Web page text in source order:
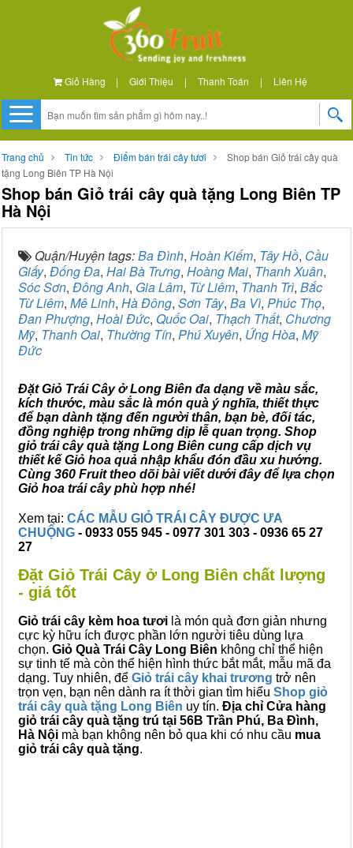
Giỏ Hàng | Giới Thiệu | Thanh Toán | Liên Hệ
Trang chủ Tin tức Điểm bán trái cây tươi
Shop bán Giỏ trái cây quà
tặng Long Biên TP Hà Nội
Shop bán Giỏ trái cây quà tặng Long Biên TP
Hà Nội
Quận/Huyện tags:Ba Đình, Hoàn Kiếm, Tây Hồ, Cầu
Giấy, Đống Đa, Hai Bà Trưng, Hoàng Mai, Thanh Xuân,
Sóc Sơn, Đông Anh, Gia Lâm, Từ Liêm, Thanh Trì, Bắc
Từ Liêm, Mê Linh, Hà Đông, Sơn Tây, Ba Vì, Phúc Thọ,
Đan Phượng, Hoài Đức, Quốc Oai, Thạch Thất, Chương
Mỹ, Thanh Oai, Thường Tín, Phú Xuyên, Ứng Hòa, Mỹ
Đức
Đặt Giỏ Trái Cây ở Long Biên đa dạng về màu sắc,
kích thước, màu sắc là món quà ý nghĩa, thiết thực
để bạn dành tặng đến người thân, bạn bè, đối tác,
đồng nghiệp trong những dịp lễ quan trọng. Shop
giỏ trái cây quà tặng Long Biên cung cấp dịch vụ
thiết kế Giỏ hoa quả nhập khẩu đón đầu xu hướng.
Cùng 360 Fruit theo dõi bài viết dưới đây để lựa chọn
Giỏ hoa trái cây phù hợp nhé!
Xem tại: CÁC MẪU GIỎ TRÁI CÂY ĐƯỢC ƯA
CHUỘNG - 0933 055 945 - 0977 301 303 - 0936 65 27
27
Đặt Giỏ Trái Cây ở Long Biên chất lượng
- giá tốt
Giỏ trái cây kèm hoa tươi là món quà đơn giản nhưng
cực kỳ hữu ích được phần lớn người tiêu dùng lựa
chọn. Giỏ Quà Trái Cây Long Biên không chỉ thể hiện
sự tinh tế mà còn thể hiện hình thức bắt mắt, mẫu mã đa
dạng. Tuy nhiên, để Giỏ trái cây khai trương trở nên
trọn vẹn, bạn nên dành ra ít thời gian tìm hiểu Shop giỏ
trái cây quà tặng Long Biên uy tín. Địa chỉ Cửa hàng
giỏ trái cây quà tặng trú tại 56B Trần Phú, Ba Đình,
Hà Nội mà bạn không nên bỏ qua khi có nhu cầu mua
giỏ trái cây quà tặng.